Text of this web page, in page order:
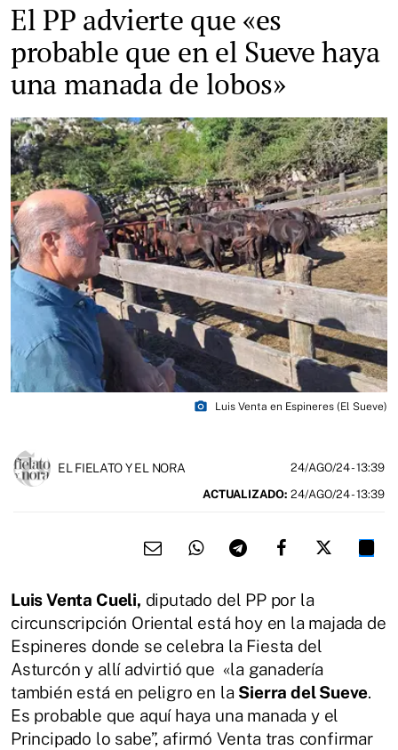
El PP advierte que «es
probable que en el Sueve haya
una manada de lobos»
photo_camera Luis Venta en Espineres (El Sueve)
EL FIELATO Y EL NORA 24/AGO/24- 13:39
ACTUALIZADO: 24/AGO/24 - 13:39
Luis Venta Cueli, diputado del PP por la
circunscripción Oriental está hoy en la majada de
Espineres donde se celebra la Fiesta del
Asturcón y allí advirtió que «la ganadería
también está en peligro en la Sierra del Sueve.
Es probable que aquí haya una manada y el
Principado lo sabe”, afirmó Venta tras confirmar